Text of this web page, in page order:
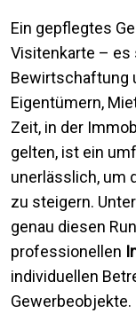
Ein gepflegtes
Visitenkarte – es
Bewirtschaftung
Eigentümern,
Zeit, in der
gelten, ist ein
unerlässlich, um
zu steigern.
genau diesen
professionellen
individuellen
Gewerbeobjekte.